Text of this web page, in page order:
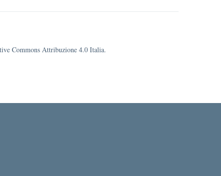
Commons Attribuzione 4.0 Italia.